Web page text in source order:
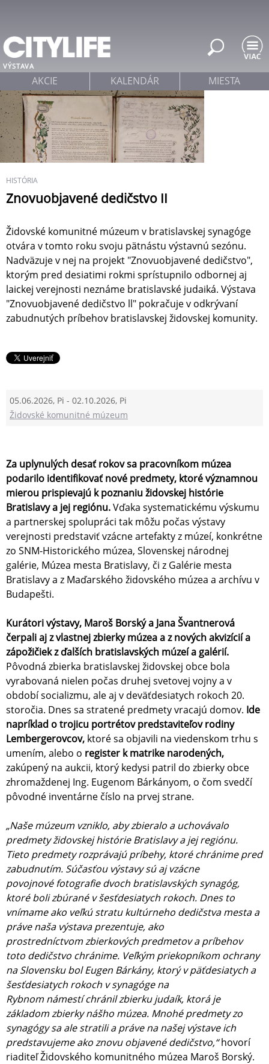
VÝSTAVA
HISTÓRIA
Znovuobjavené dedičstvo II
Židovské komunitné múzeum v bratislavskej synagóge
otvára v tomto roku svoju pätnástu výstavnú sezónu.
Nadväzuje v nej na projekt "Znovuobjavené dedičstvo",
ktorým pred desiatimi rokmi sprístupnilo odbornej aj
laickej verejnosti neznáme bratislavské judaiká. Výstava
"Znovuobjavené dedičstvo ll" pokračuje v odkrývaní
zabudnutých príbehov bratislavskej židovskej komunity.
05.06.2026, Pi - 02.10.2026, Pi
Židovské komunitné múzeum
Za uplynulých desať rokov sa pracovníkom múzea
podarilo identifikovať nové predmety, ktoré významnou
mierou prispievajú k poznaniu židovskej histórie
Bratislavy a jej regiónu.Vďaka systematickému výskumu
a partnerskej spolupráci tak môžu počas výstavy
verejnosti predstaviť vzácne artefakty z múzeí, konkrétne
zo SNM-Historického múzea, Slovenskej národnej
galérie, Múzea mesta Bratislavy, či z Galérie mesta
Bratislavy a z Maďarského židovského múzea a archívu v
Budapešti.
Kurátori výstavy, Maroš Borský a Jana Švantnerová
čerpali aj z vlastnej zbierky múzea a z nových akvizícií a
zápožičiek z ďalších bratislavských múzeí a galérií.
Pôvodná zbierka bratislavskej židovskej obce bola
vyrabovaná nielen počas druhej svetovej vojny a v
období socializmu, ale aj v deväťdesiatych rokoch 20.
storočia. Dnes sa stratené predmety vracajú domov. Ide
napríklad o trojicu portrétov predstaviteľov rodiny
Lembergerovcov, ktoré sa objavili na viedenskom trhu s
umením, alebo o register k matrike narodených,
zakúpený na aukcii, ktorý kedysi patril do zbierky obce
zhromaždenej Ing. Eugenom Bárkányom, o čom svedčí
pôvodné inventárne číslo na prvej strane.
„Naše múzeum vzniklo, aby zbieralo a uchovávalo
predmety židovskej histórie Bratislavy a jej regiónu.
Tieto predmety rozprávajú príbehy, ktoré chránime pred
zabudnutím. Súčasťou výstavy sú aj vzácne
povojnové fotografie dvoch bratislavských synagóg,
ktoré boli zbúrané v šesťdesiatych rokoch. Dnes to
vnímame ako veľkú stratu kultúrneho dedičstva mesta a
práve naša výstava prezentuje, ako
prostredníctvom zbierkových predmetov a príbehov
toto dedičstvo chránime. Veľkým priekopníkom ochrany
na Slovensku bol Eugen Bárkány, ktorý v päťdesiatych a
šesťdesiatych rokoch v synagóge na
Rybnom námestí chránil zbierku judaík, ktorá je
základom zbierky nášho múzea. Mnohé predmety zo
synagógy sa ale stratili a práve na našej výstave ich
predstavujeme ako znovu objavené dedičstvo,“hovorí
riaditeľ Židovského komunitného múzea Maroš Borský.
AKCIE KALENDÁR MIESTA